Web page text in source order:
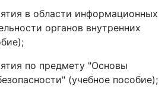
в области информационных
органов внутренних
по предмету "Основы
(учебное пособие);